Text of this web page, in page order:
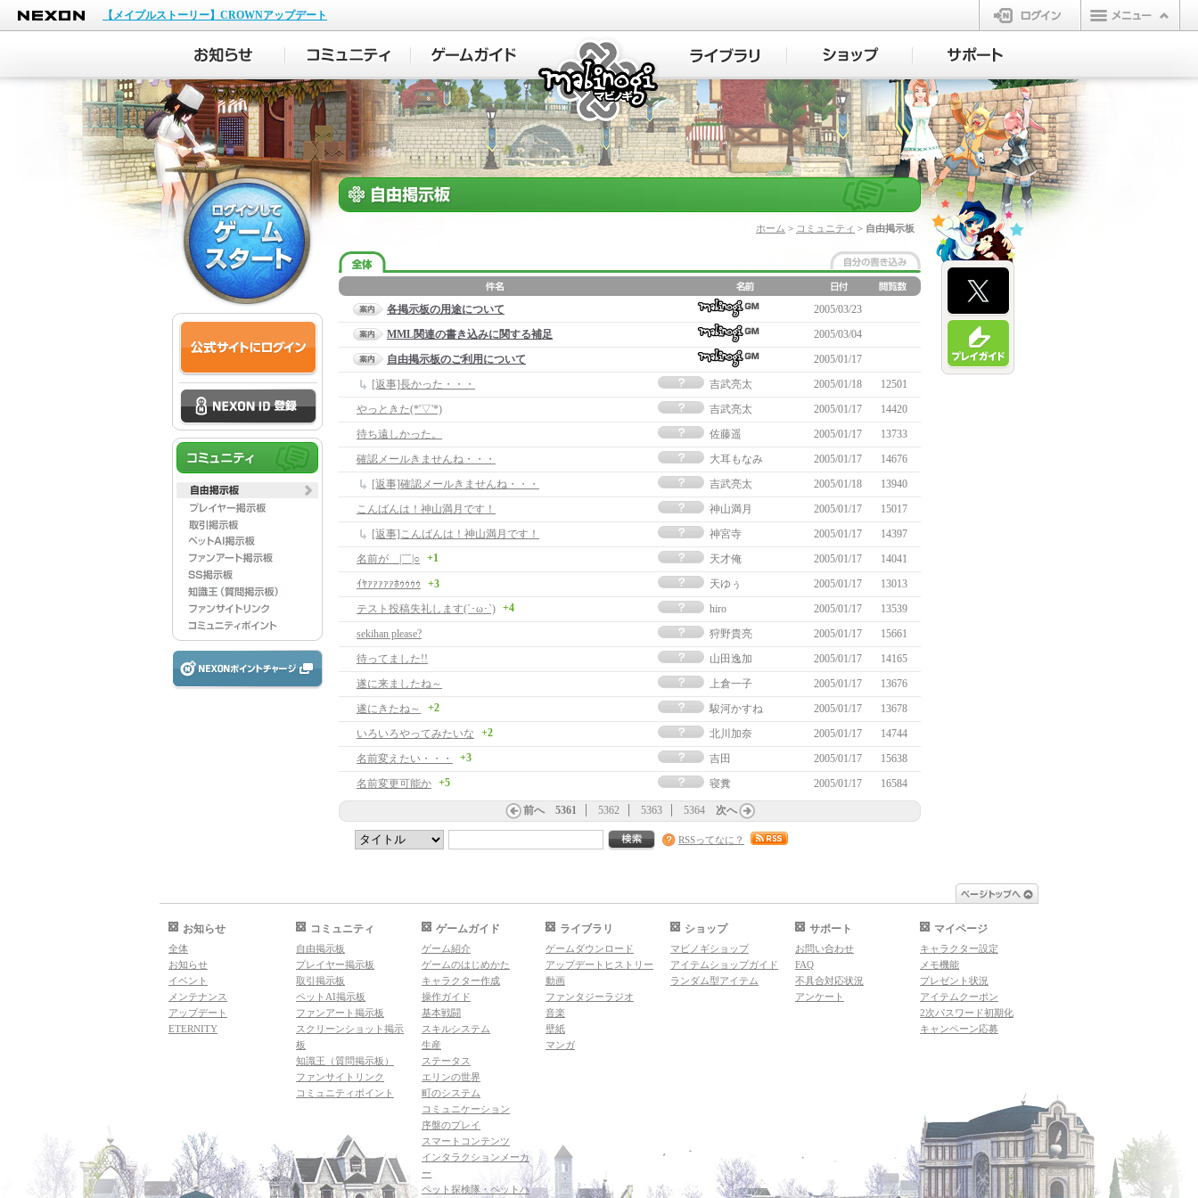
NEXON
【メイプルストーリー】CROWNアップデート
ログイン
マビノギ
ホーム > コミュニティ > 自由掲示板
各掲示板の用途について
2005/03/23
MML関連の書き込みに関する補足
2005/03/04
自由掲示板のご利用について
2005/01/17
[返事]長かった・・・
吉武亮太 2005/01/18
12501
やっときた(*'▽'*)
吉武亮太 2005/01/17
14420
待ち遠しかった。
佐藤遥 2005/01/17
13733
確認メールきませんね・・・
大耳もなみ 2005/01/17
14676
[返事]確認メールきませんね・・・
吉武亮太 2005/01/18
13940
こんばんは！神山満月です！
神山満月 2005/01/17
15017
[返事]こんばんは！神山満月です！
神宮寺 2005/01/17
14397
名前が＿|￣|○ +1 天才俺 2005/01/17
14041
ｲﾔｧｧｧｧｧﾎｩｩｩｩ
+3 天ゆぅ 2005/01/17
13013
テスト投稿失礼します(´･ω･`) +4 hiro 2005/01/17
13539
sekihan please?
狩野貴亮 2005/01/17
15661
待ってました!!
山田逸加 2005/01/17
14165
遂に来ましたね～
上倉一子 2005/01/17
13676
遂にきたね～
+2 駿河かすね 2005/01/17
13678
いろいろやってみたいな
+2 北川加奈 2005/01/17
14744
名前変えたい・・・
+3 吉田 2005/01/17
15638
名前変更可能か +5 寝糞 2005/01/17 16584
前へ 5361 5362 5363 5364 次へ
RSSってなに？
お知らせ
全体
お知らせ
イベント
メンテナンス
アップデート
ETERNITY
コミュニティ
自由掲示板
プレイヤー掲示板
取引掲示板
ペットAI掲示板
ファンアート掲示板
スクリーンショット掲示
板
知識王（質問掲示板）
ファンサイトリンク
コミュニティポイント
ゲームガイド
ゲーム紹介
ゲームのはじめかた
キャラクター作成
操作ガイド
基本戦闘
スキルシステム
生産
ステータス
エリンの世界
町のシステム
コミュニケーション
序盤のプレイ
スマートコンテンツ
インタラクションメーカ
ー
ペット探検隊・ペットハ
ライブラリ
ゲームダウンロード
アップデートヒストリー
動画
ファンタジーラジオ
音楽
壁紙
マンガ
ショップ
マビノギショップ
アイテムショップガイド
ランダム型アイテム
サポート
お問い合わせ
FAQ
不具合対応状況
アンケート
マイページ
キャラクター設定
メモ機能
プレゼント状況
アイテムクーポン
2次パスワード初期化
キャンペーン応募